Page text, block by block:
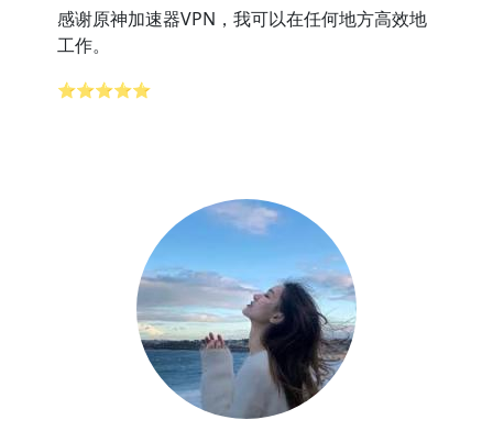
感谢原神加速器VPN，我可以在任何地方高效地
工作。
⭐⭐⭐⭐⭐